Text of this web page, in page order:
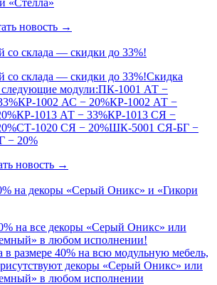
новость →
со склада — скидки до 33%!
со склада — скидки до 33%!Скидка
следующие модули:ПК-1001 АТ −
1002 АС − 20%КР-1002 АТ −
1013 АТ − 33%КР-1013 СЯ −
1020 СЯ − 20%ШК-5001 СЯ-БГ −
− 20%
новость →
на декоры «Серый Оникс» и «Гикори
на все декоры «Серый Оникс» или
в любом исполнении!
в размере 40% на всю модульную мебель,
декоры «Серый Оникс» или
в любом исполнении